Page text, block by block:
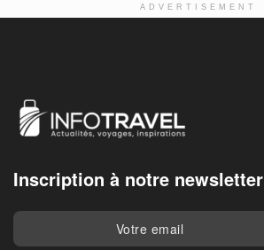
ADVERTISEMENT
Inscription à notre newsletter